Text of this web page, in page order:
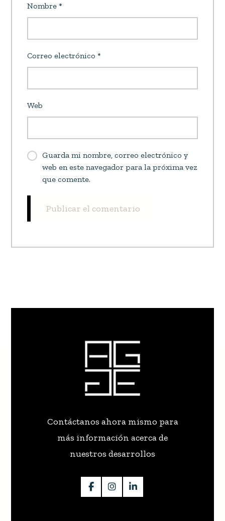
Nombre*
Correo electrónico*
Web
Guarda mi nombre, correo electrónico y
web en este navegador para la próxima vez
que comente.
Publicar el comentario
Contáctanos ahora mismo para
más información acerca de
nuestros desarrollos